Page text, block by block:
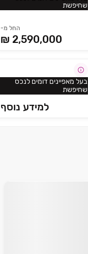
החל מ-
2,590,000 ₪
שחיפשת
למידע נוסף
בעל מאפיינים דומים לנכס
שחיפשת